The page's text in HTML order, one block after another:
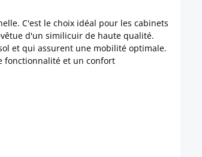
C'est le choix idéal pour les cabinets
d'un similicuir de haute qualité.
et qui assurent une mobilité optimale.
fonctionnalité et un confort